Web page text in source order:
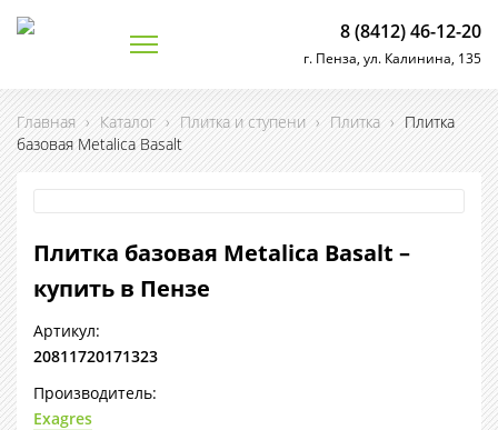
8 (8412) 46-12-20
г. Пенза, ул. Калинина, 135
Главная › Каталог › Плитка и ступени › Плитка › Плитка
базовая Metalica Basalt
Плитка базовая Metalica Basalt –
купить в Пензе
Артикул:
20811720171323
Производитель:
Exagres